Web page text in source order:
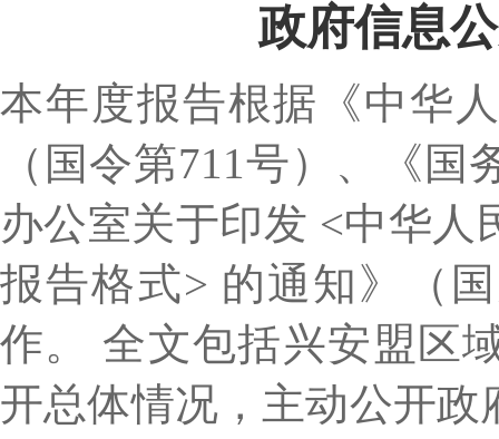
政府信息
本年度报告根据《中华
（国令第711号）、《国
办公室关于印发 <中华
报告格式> 的通知》（
作。 全文包括兴安盟区
开总体情况，主动公开